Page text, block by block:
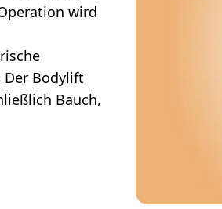
wird
Der Bodylift
Bauch,